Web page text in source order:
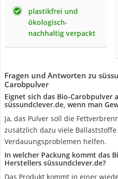
plastikfrei und
ökologisch-
nachhaltig verpackt
Fragen und Antworten zu
Carobpulver
Eignet sich das Bio-Carobpulver
süssundclever.de, wenn man
Ja, das Pulver soll die
zusätzlich dazu viele
Verdauungsproblemen helfen.
In welcher Packung kommt das
Herstellers süssundclever.de?
Das Produkt kommt in einer